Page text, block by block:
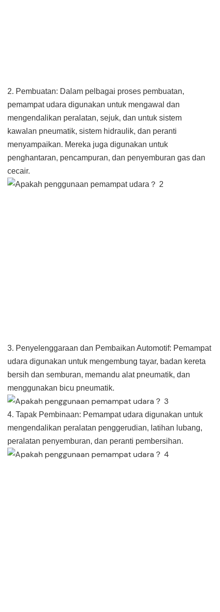
2. Pembuatan: Dalam pelbagai proses pembuatan,
pemampat udara digunakan untuk mengawal dan
mengendalikan peralatan, sejuk, dan untuk sistem
kawalan pneumatik, sistem hidraulik, dan peranti
menyampaikan. Mereka juga digunakan untuk
penghantaran, pencampuran, dan penyemburan gas dan
cecair.
3. Penyelenggaraan dan Pembaikan Automotif: Pemampat
udara digunakan untuk mengembung tayar, badan kereta
bersih dan semburan, memandu alat pneumatik, dan
menggunakan bicu pneumatik.
4. Tapak Pembinaan: Pemampat udara digunakan untuk
mengendalikan peralatan penggerudian, latihan lubang,
peralatan penyemburan, dan peranti pembersihan.